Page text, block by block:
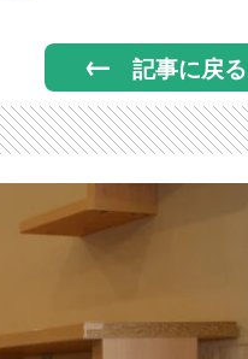
記事に戻る